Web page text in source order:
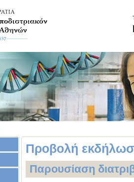
Προβολή
Παρουσίαση